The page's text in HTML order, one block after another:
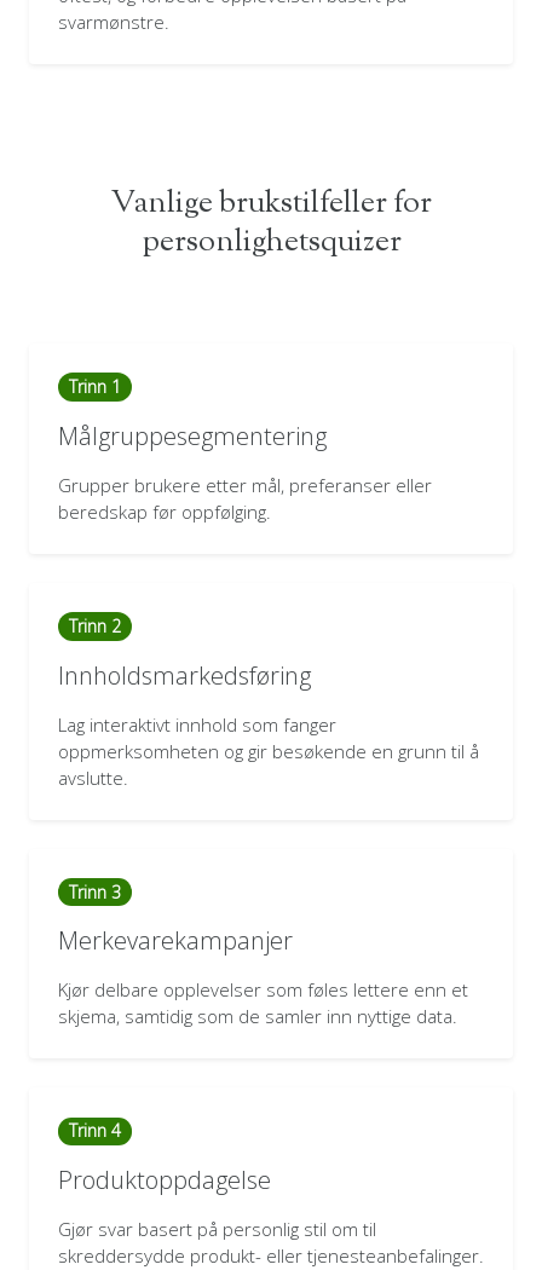
svarmønstre.
Vanlige brukstilfeller for
personlighetsquizer
Trinn 1
Målgruppesegmentering
Grupper brukere etter mål, preferanser eller
beredskap før oppfølging.
Trinn 2
Innholdsmarkedsføring
Lag interaktivt innhold som fanger
oppmerksomheten og gir besøkende en grunn til å
avslutte.
Trinn 3
Merkevarekampanjer
Kjør delbare opplevelser som føles lettere enn et
skjema, samtidig som de samler inn nyttige data.
Trinn 4
Produktoppdagelse
Gjør svar basert på personlig stil om til
skreddersydde produkt- eller tjenesteanbefalinger.